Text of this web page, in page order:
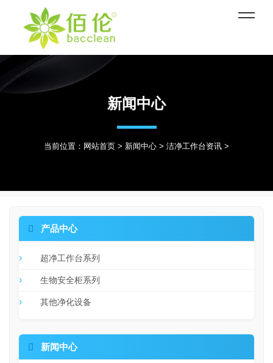
新闻中心
当前位置： 网站首页 > 新闻中心 > 洁净工作台资讯 >
 产品中心
超净工作台系列
生物安全柜系列
其他净化设备
 新闻中心